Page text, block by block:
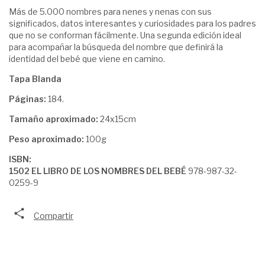
Más de 5.000 nombres para nenes y nenas con sus
significados, datos interesantes y curiosidades para los padres
que no se conforman fácilmente. Una segunda edición ideal
para acompañar la búsqueda del nombre que definirá la
identidad del bebé que viene en camino.
Tapa Blanda
Páginas: 184.
Tamaño aproximado: 24x15cm
Peso aproximado: 100g
ISBN:
1502 EL LIBRO DE LOS NOMBRES DEL BEBÉ 978-987-32-
0259-9
Compartir